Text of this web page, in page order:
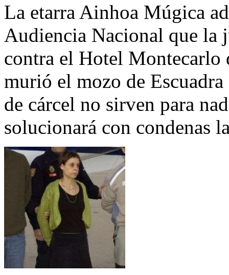
La etarra Ainhoa Múgica
Audiencia Nacional que la
contra el Hotel Montecarlo
murió el mozo de
de cárcel no sirven para
solucionará con condenas